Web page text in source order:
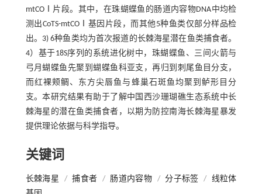
mtCOⅠ片段。其中，在珠蝴蝶鱼的肠道内容物DNA中均检
测出CoTS-mtCOⅠ基因片段，而其他5种鱼类仅部分样品检
出。3) 6种鱼类均为首次报道的长棘海星潜在鱼类捕食者。
4）基于18S序列的系统进化树中，珠蝴蝶鱼、三间火箭与
弓月蝴蝶鱼先聚到蝴蝶鱼科亚支，再归到刺尾鱼目分支，
而红裸颊鲷、东方尖唇鱼与蜂巢石斑鱼均聚到鲈形目分
支。本研究结果有助于了解中国西沙珊瑚礁生态系统中长
棘海星的潜在鱼类捕食者，以期为防控南海长棘海星暴发
提供理论依据与科学指导。
关键词
长棘海星 / 捕食者 / 肠道内容物 / 分子标签 / 线粒体